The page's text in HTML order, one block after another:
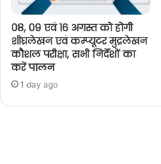
08, 09 एवं 16 अगस्त को होगी
शीघ्रलेखन एवं कम्प्यूटर मुद्रलेखन
कौशल परीक्षा, सभी निर्देशों का
करें पालन
1 day ago